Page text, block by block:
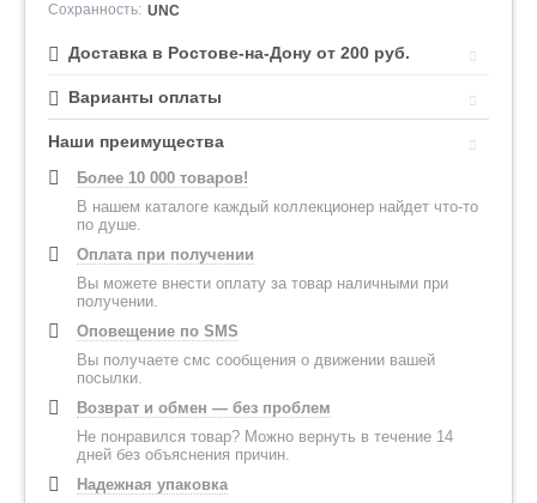
Сохранность: UNC
Доставка в Ростове-на-Дону от 200 руб.
Варианты оплаты
Наши преимущества
Более 10 000 товаров!
В нашем каталоге каждый коллекционер найдет что-то
по душе.
Оплата при получении
Вы можете внести оплату за товар наличными при
получении.
Оповещение по SMS
Вы получаете смс сообщения о движении вашей
посылки.
Возврат и обмен — без проблем
Не понравился товар? Можно вернуть в течение 14
дней без объяснения причин.
Надежная упаковка